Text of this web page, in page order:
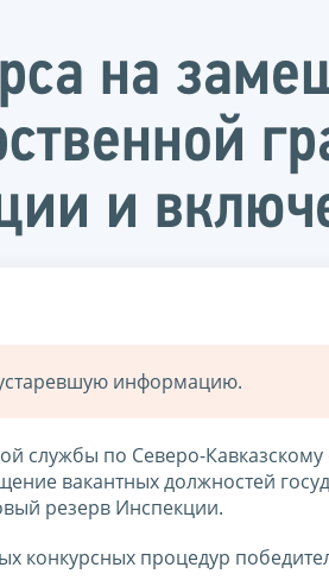
на
и
информацию.
службы по Северо-Кавказскому
вакантных должностей
резерв Инспекции.
конкурсных процедур